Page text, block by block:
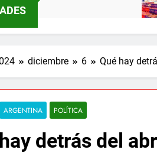
6
diciembre 6 Qué hay
ARGENTINA POLÍTICA
detrás del